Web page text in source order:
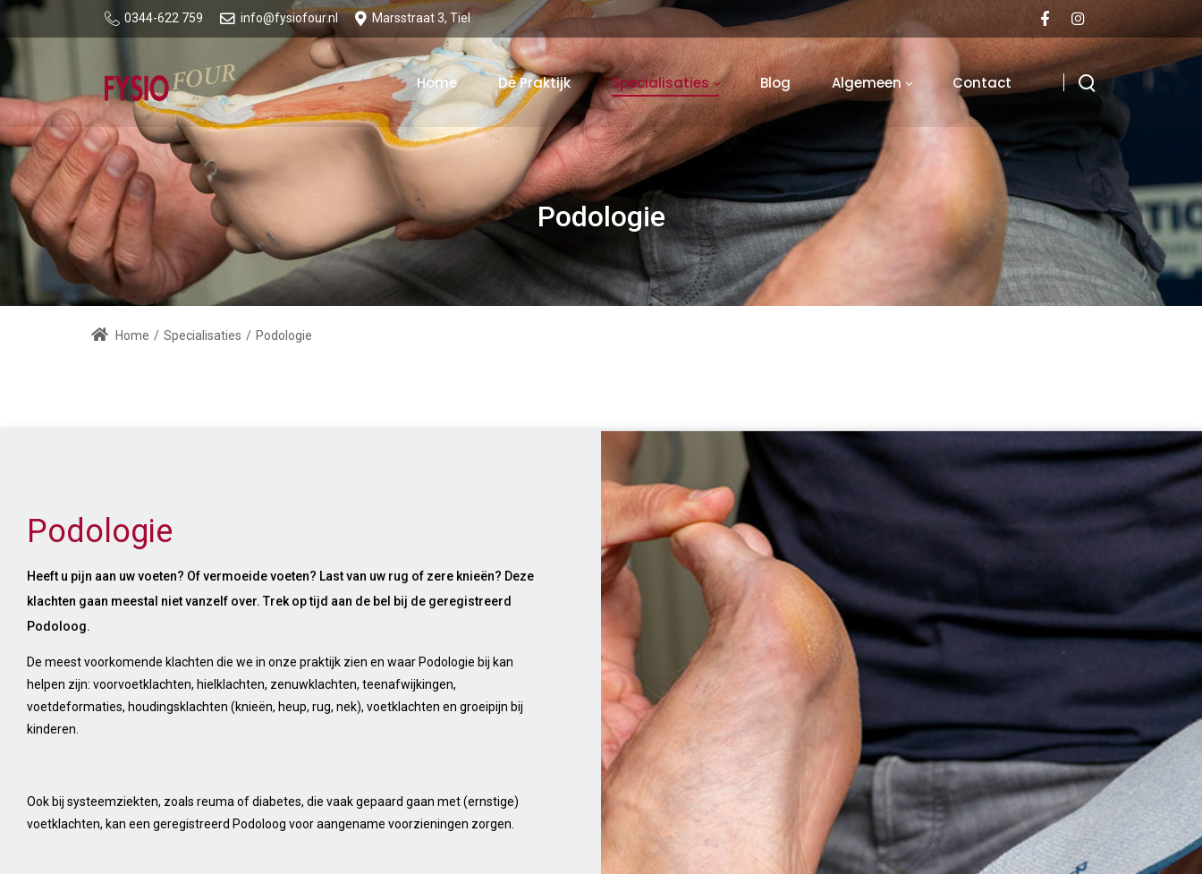
0344-622 759 info@fysiofour.nl Marsstraat 3, Tiel
Home De Praktijk Specialisaties Blog Algemeen Contact
Podologie
Home / Specialisaties / Podologie
Podologie
Heeft u pijn aan uw voeten? Of vermoeide voeten? Last van uw rug of zere knieën? Deze
klachten gaan meestal niet vanzelf over. Trek op tijd aan de bel bij de geregistreerd
Podoloog.
De meest voorkomende klachten die we in onze praktijk zien en waar Podologie bij kan
helpen zijn: voorvoetklachten, hielklachten, zenuwklachten, teenafwijkingen,
voetdeformaties, houdingsklachten (knieën, heup, rug, nek), voetklachten en groeipijn bij
kinderen.
Ook bij systeemziekten, zoals reuma of diabetes, die vaak gepaard gaan met (ernstige)
voetklachten, kan een geregistreerd Podoloog voor aangename voorzieningen zorgen.